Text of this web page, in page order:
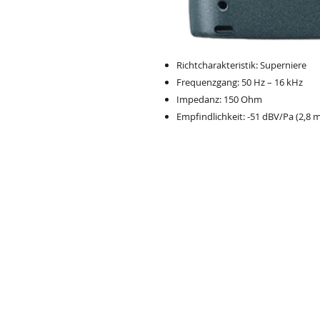
Richtcharakteristik: Superniere
Frequenzgang: 50 Hz – 16 kHz
Impedanz: 150 Ohm
Empfindlichkeit: -51 dBV/Pa (2,8